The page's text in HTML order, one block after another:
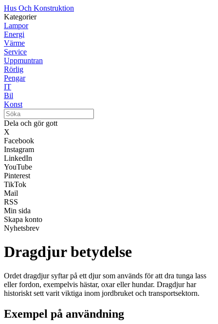
Hus Och Konstruktion
Kategorier
Lampor
Energi
Värme
Service
Uppmuntran
Rörlig
Pengar
IT
Bil
Konst
Dela och gör gott
X
Facebook
Instagram
LinkedIn
YouTube
Pinterest
TikTok
Mail
RSS
Min sida
Skapa konto
Nyhetsbrev
Dragdjur betydelse
Ordet dragdjur syftar på ett djur som används för att dra tunga lass
eller fordon, exempelvis hästar, oxar eller hundar. Dragdjur har
historiskt sett varit viktiga inom jordbruket och transportsektorn.
Exempel på användning